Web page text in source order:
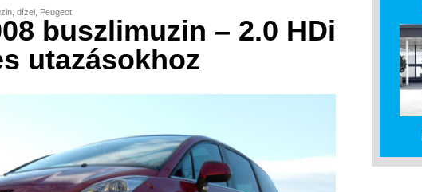
dízel Peugeot
buszlimuzin – 2.0 HDi
utazásokhoz